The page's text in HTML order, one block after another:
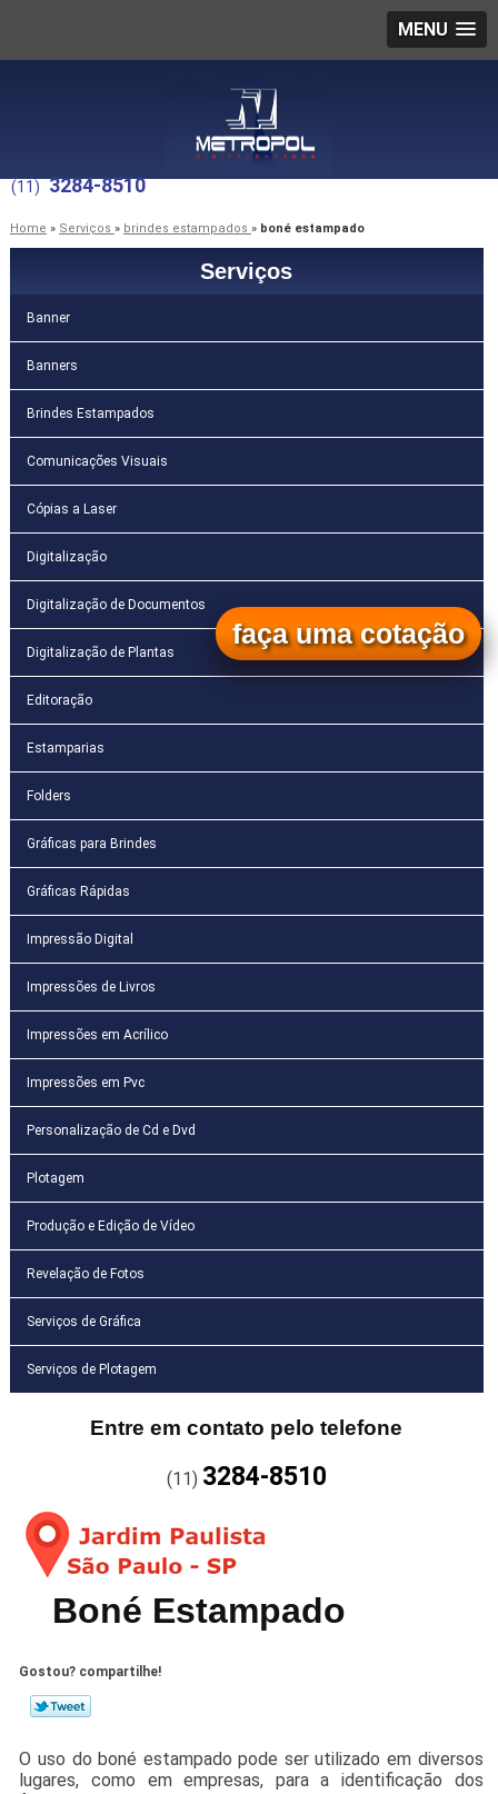
MENU
(11) 3284-8510
Home » Serviços » brindes estampados » boné estampado
Serviços
Banner
Banners
Brindes Estampados
Comunicações Visuais
Cópias a Laser
Digitalização
Digitalização de Documentos
Digitalização de Plantas
Editoração
Estamparias
Folders
Gráficas para Brindes
Gráficas Rápidas
Impressão Digital
Impressões de Livros
Impressões em Acrílico
Impressões em Pvc
Personalização de Cd e Dvd
Plotagem
Produção e Edição de Vídeo
Revelação de Fotos
Serviços de Gráfica
Serviços de Plotagem
Entre em contato pelo telefone
(11) 3284-8510
Boné Estampado
Gostou? compartilhe!
O uso do boné estampado pode ser utilizado em diversos
lugares, como em empresas, para a identificação dos
faça uma cotação